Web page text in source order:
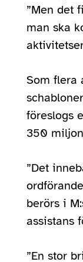
”Men det
man ska
Som flera
föreslogs
350
”Det
berörs i
assistans
”En stor